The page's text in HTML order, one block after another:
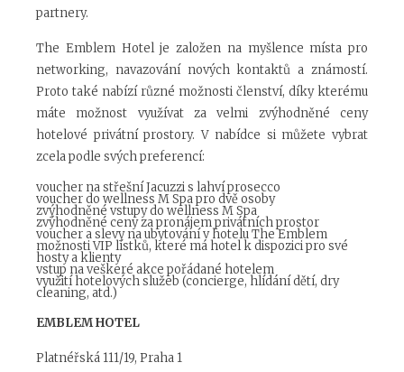
partnery.
The Emblem Hotel je založen na myšlence místa pro
networking, navazování nových kontaktů a známostí.
Proto také nabízí různé možnosti členství, díky kterému
máte možnost využívat za velmi zvýhodněné ceny
hotelové privátní prostory. V nabídce si můžete vybrat
zcela podle svých preferencí:
voucher na střešní Jacuzzi s lahví prosecco
voucher do wellness M Spa pro dvě osoby
zvýhodněné vstupy do wellness M Spa
zvýhodněné ceny za pronájem privátních prostor
voucher a slevy na ubytování v hotelu The Emblem
možnosti VIP lístků, které má hotel k dispozici pro své
hosty a klienty
vstup na veškeré akce pořádané hotelem
využití hotelových služeb (concierge, hlídání dětí, dry
cleaning, atd.)
EMBLEM HOTEL
Platnéřská 111/19, Praha 1